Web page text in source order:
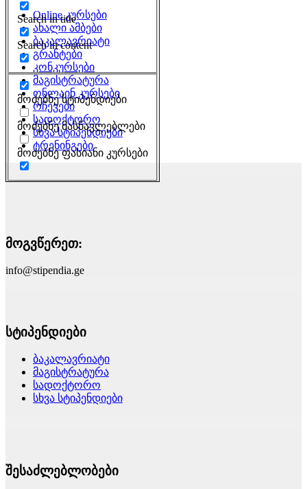
Search in title
Search in content
მოძებნე სტიპენდიები
მოძებნე მასწავლებლები
მოძებნე ფასიანი კურსები
Online კურსები
ახალი ამბები
ბაკალავრიატი
გრანტები
კონკურსები
მაგისტრატურა
ონლაინ კურსები
რჩევები
სადოქტორო
სხვა სტიპენდიები
ტრენინგები
მოგვწერეთ:
info@stipendia.ge
სტიპენდიები
ბაკალავრიატი
მაგისტრატურა
სადოქტორო
სხვა სტიპენდიები
შესაძლებლობები